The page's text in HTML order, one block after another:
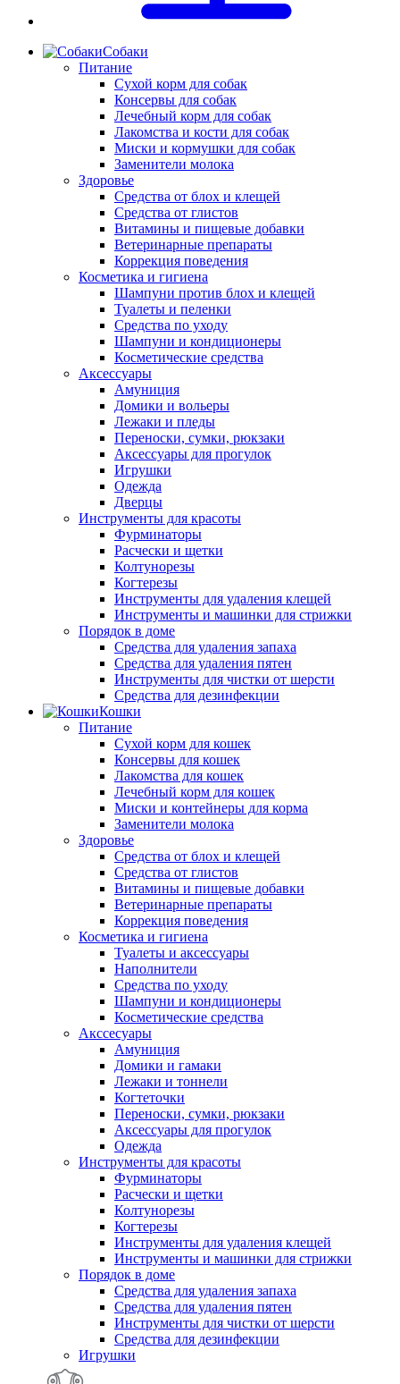
Собаки
Питание
Сухой корм для собак
Консервы для собак
Лечебный корм для собак
Лакомства и кости для собак
Миски и кормушки для собак
Заменители молока
Здоровье
Средства от блох и клещей
Средства от глистов
Витамины и пищевые добавки
Ветеринарные препараты
Коррекция поведения
Косметика и гигиена
Шампуни против блох и клещей
Туалеты и пеленки
Средства по уходу
Шампуни и кондиционеры
Косметические средства
Аксессуары
Амуниция
Домики и вольеры
Лежаки и пледы
Переноски, сумки, рюкзаки
Аксессуары для прогулок
Игрушки
Одежда
Дверцы
Инструменты для красоты
Фурминаторы
Расчески и щетки
Колтунорезы
Когтерезы
Инструменты для удаления клещей
Инструменты и машинки для стрижки
Порядок в доме
Средства для удаления запаха
Средства для удаления пятен
Инструменты для чистки от шерсти
Средства для дезинфекции
Кошки
Питание
Сухой корм для кошек
Консервы для кошек
Лакомства для кошек
Лечебный корм для кошек
Миски и контейнеры для корма
Заменители молока
Здоровье
Средства от блох и клещей
Средства от глистов
Витамины и пищевые добавки
Ветеринарные препараты
Коррекция поведения
Косметика и гигиена
Туалеты и аксессуары
Наполнители
Средства по уходу
Шампуни и кондиционеры
Косметические средства
Акссесуары
Амуниция
Домики и гамаки
Лежаки и тоннели
Когтеточки
Переноски, сумки, рюкзаки
Аксессуары для прогулок
Одежда
Инструменты для красоты
Фурминаторы
Расчески и щетки
Колтунорезы
Когтерезы
Инструменты для удаления клещей
Инструменты и машинки для стрижки
Порядок в доме
Средства для удаления запаха
Средства для удаления пятен
Инструменты для чистки от шерсти
Средства для дезинфекции
Игрушки